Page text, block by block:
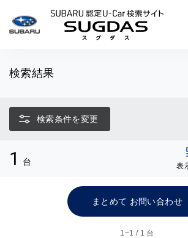
検索結果
検索条件を変更
1 台 表
まとめて お問い合わせ
1~1 / 1 台